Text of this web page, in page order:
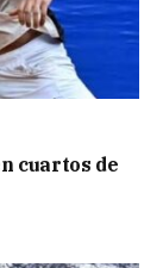
cuartos de